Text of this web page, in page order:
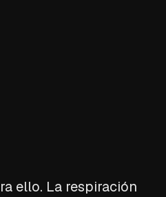
ello. La respiración